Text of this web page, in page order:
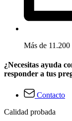
Más de
¿Necesitas ayuda
responder a tus
Contacto
Calidad probada